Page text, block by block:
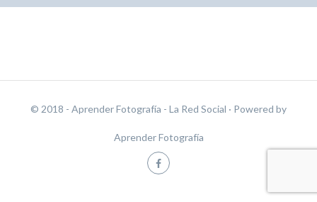
© 2018 - Aprender Fotografía - La Red Social · Powered by
Aprender Fotografía